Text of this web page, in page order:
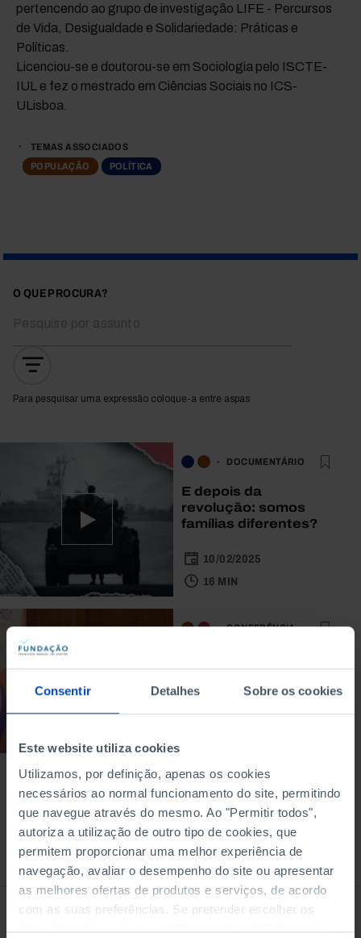
Consentir Detalhes Sobre os cookies
Este website utiliza cookies
Utilizamos, por definição, apenas os cookies
necessários ao normal funcionamento do site, permitindo
que navegue através do mesmo. Ao "Permitir todos",
autoriza a utilização de outro tipo de cookies, que
permitem proporcionar uma melhor experiência de
navegação, avaliar o desempenho do site ou apresentar
as melhores ofertas de produtos e serviços, de acordo
com as suas preferências. Se pretender escolher os
tipos de cookies, clique em "Personalizar". Saiba mais
pertencendo ao grupo de investigação LIFE - Percursos
de Vida, Desigualdade e Solidariedade: Práticas e
Políticas.
Licenciou-se e doutorou-se em Sociologia pelo ISCTE-
IUL e fez o mestrado em Ciências Sociais no ICS-
ULisboa.
TEMAS ASSOCIADOS
POPULAÇÃO
POLÍTICA
O QUE PROCURA?
Para pesquisar uma expressão coloque-a entre aspas
DOCUMENTÁRIO
E depois da
revolução: somos
famílias diferentes?
10/02/2025
16 MIN
CONFERÊNCIA
filhos?
À venda na Livraria